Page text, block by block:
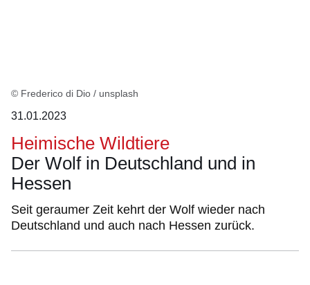
© Frederico di Dio / unsplash
31.01.2023
Heimische Wildtiere
Der Wolf in Deutschland und in
Hessen
Seit geraumer Zeit kehrt der Wolf wieder nach
Deutschland und auch nach Hessen zurück.